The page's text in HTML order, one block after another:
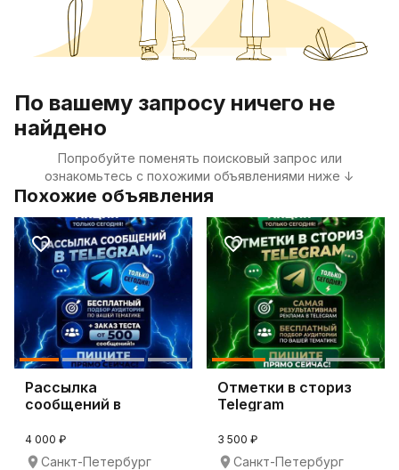
По вашему запросу ничего не
найдено
Попробуйте поменять поисковый запрос или
ознакомьтесь с похожими объявлениями ниже ↓
Похожие объявления
Рассылка
сообщений в
4 000 ₽
Санкт-Петербург
Отметки в сториз
Telegram
3 500 ₽
Санкт-Петербург